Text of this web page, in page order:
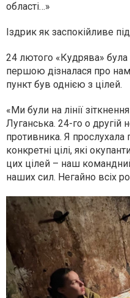
області…»
Іздрик як заспокійливе
24 лютого «Кудрява»
першою дізналася про
пункт був однією з цілей.
«Ми були на лінії
Луганська. 24-го о другій
противника. Я
конкретні цілі, які
цих цілей – наш
наших сил. Негайно всіх